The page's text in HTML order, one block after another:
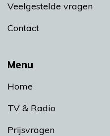
Menu
Home
TV & Radio
Prijsvragen
Veelgestelde vragen
Contact